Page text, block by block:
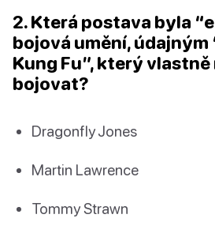
2. Která postava byla
bojová umění, údajným
Kung Fu”, který vlastně
bojovat?
Dragonfly Jones
Martin Lawrence
Tommy Strawn